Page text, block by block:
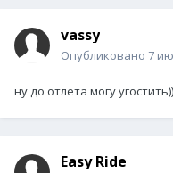
vassy
Опубликовано 7
ну до отлета могу
Easy Ride